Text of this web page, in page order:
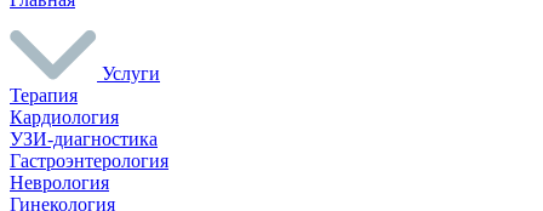
Услуги
Терапия
Кардиология
УЗИ-диагностика
Гастроэнтерология
Неврология
Гинекология